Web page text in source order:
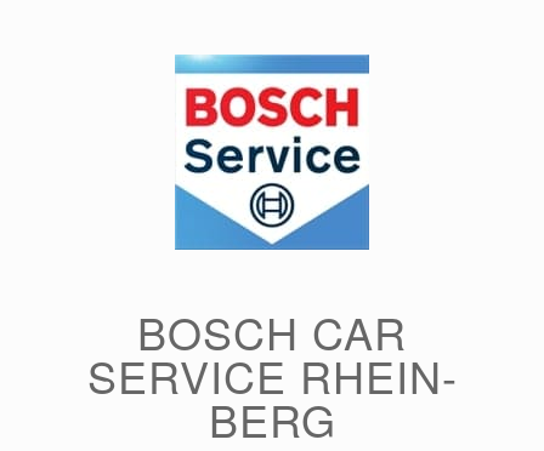
BOSCH CAR
SERVICE RHEIN-
BERG